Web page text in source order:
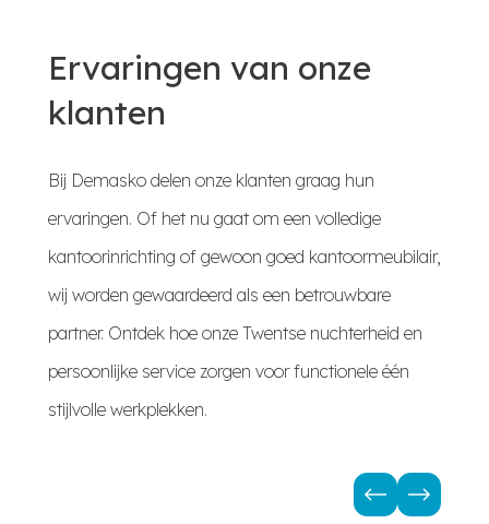
Ervaringen van onze
klanten
Bij Demasko delen onze klanten graag hun
ervaringen. Of het nu gaat om een volledige
kantoorinrichting of gewoon goed kantoormeubilair,
wij worden gewaardeerd als een betrouwbare
partner. Ontdek hoe onze Twentse nuchterheid en
persoonlijke service zorgen voor functionele één
stijlvolle werkplekken.